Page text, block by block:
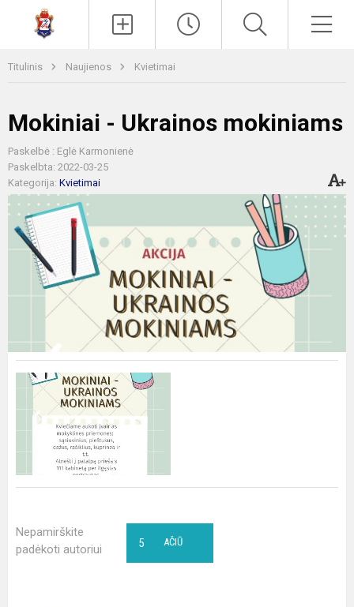
Titulinis Naujienos Kvietimai
Mokiniai - Ukrainos mokiniams
Paskelbė : Eglė Karmonienė
Paskelbta: 2022-03-25
Kategorija: Kvietimai
Nepamirškite
padėkoti autoriui
AČIŪ
5